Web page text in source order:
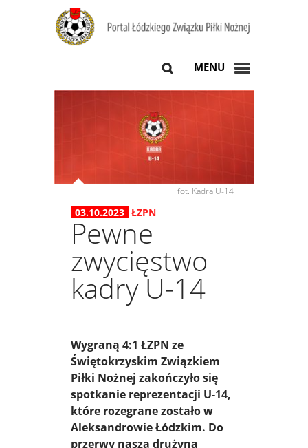
MENU
fot. Kadra U-14
03.10.2023 ŁZPN
Pewne
zwycięstwo
kadry U-14
Wygraną 4:1 ŁZPN ze
Świętokrzyskim Związkiem
Piłki Nożnej zakończyło się
spotkanie reprezentacji U-14,
które rozegrane zostało w
Aleksandrowie Łódzkim. Do
przerwy nasza drużyna